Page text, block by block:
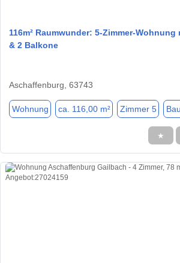
116m² Raumwunder: 5-Zimmer-
& 2 Balkone
Aschaffenburg, 63743
Wohnung ca. 116,00 m² Zimmer 5
★